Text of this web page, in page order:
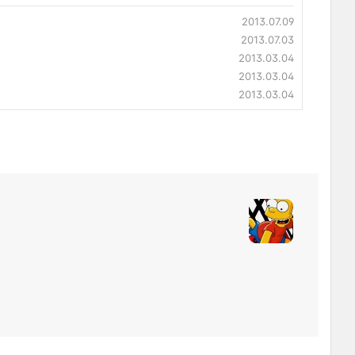
2013.07.09
2013.07.03
2013.03.04
2013.03.04
2013.03.04